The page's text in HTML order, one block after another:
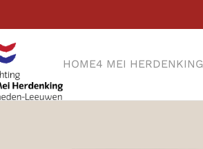
HOME4 MEI HERDENKING